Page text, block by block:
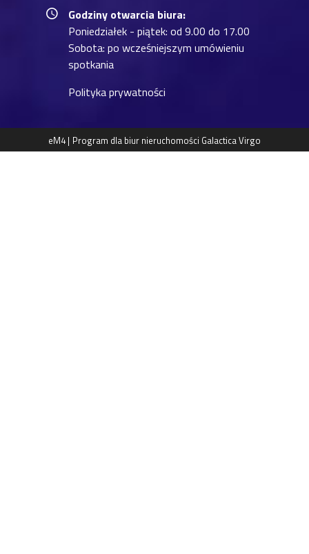
Godziny otwarcia biura:
Poniedziałek - piątek: od 9.00 do 17.00
Sobota: po wcześniejszym umówieniu
spotkania
Polityka prywatności
eM4 | Program dla biur nieruchomości Galactica Virgo